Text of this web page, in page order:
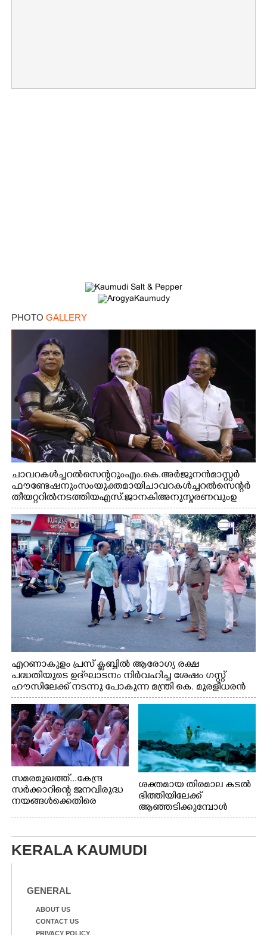
PHOTO GALLERY
ചാവറ കൾച്ചറൽ സെന്ററും എം.കെ. അർജുനൻ മാസ്റ്റർ
ഫൗണ്ടേഷനും സംയുക്തമായി ചാവറ കൾച്ചറൽ സെന്റർ
തീയറ്ററിൽ നടത്തിയ എസ്. ജാനകി അനുസ്മരണവും ഉ
ദ്ഘാടനം ചെയ്യാനെത്തിയ സംഗീത സംവിധായകൻ ജെറി
അമൽദേവ്, ഗായിക ജെൻസി, എം.കെ. അർജുനൻ
ഫൗണ്ടേഷൻ ചെയർമാൻ ഡോ. രാധാകൃഷ്ണൻ എന്നിവർ
എറണാകുളം പ്രസ് ക്ലബ്ബിൽ ആരോഗ്യ രക്ഷ
പദ്ധതിയുടെ ഉദ്‌ഘാടനം നിർവഹിച്ച ശേഷം ഗസ്റ്റ്
ഹൗസിലേക്ക് നടന്നു പോകുന്ന മന്ത്രി കെ. മുരളീധരൻ
സമരമുഖത്ത്...കേന്ദ്ര
സർക്കാറിന്റെ ജനവിരുദ്ധ
നയങ്ങൾക്കെതിരെ
ഓഫീസിനു മുന്നിൽ
കർഷക തൊഴിലാളി
സംയുക്ത സമര സമിതി
പങ്കെടുത്തുകൊണ്ട്
മുദ്രാവാക്യം വിളിക്കുന്ന
മുൻ മന്ത്രി എസ്. ശർമ്മ
ശക്തമായ തിരമാല കടൽ
ഭിത്തിയിലേക്ക്
ആഞ്ഞടിക്കുമ്പോൾ
അപകടകരമായ രീതിയിൽ
യുവാക്കൾ. ഞാറയ്ക്കൽ
ബീച്ചിൽ നിന്നുള്ള കാഴ്ച്ച
KERALA KAUMUDI
GENERAL
ABOUT US
CONTACT US
PRIVACY POLICY